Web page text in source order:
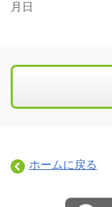
月日
ホームに戻る